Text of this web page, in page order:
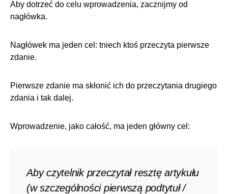
Aby dotrzeć do celu wprowadzenia, zacznijmy od
nagłówka.
Nagłówek ma jeden cel: tniech ktoś przeczyta pierwsze
zdanie.
Pierwsze zdanie ma skłonić ich do przeczytania drugiego
zdania i tak dalej.
Wprowadzenie, jako całość, ma jeden główny cel:
Aby czytelnik przeczytał resztę artykułu
(w szczególności pierwszą podtytuł /